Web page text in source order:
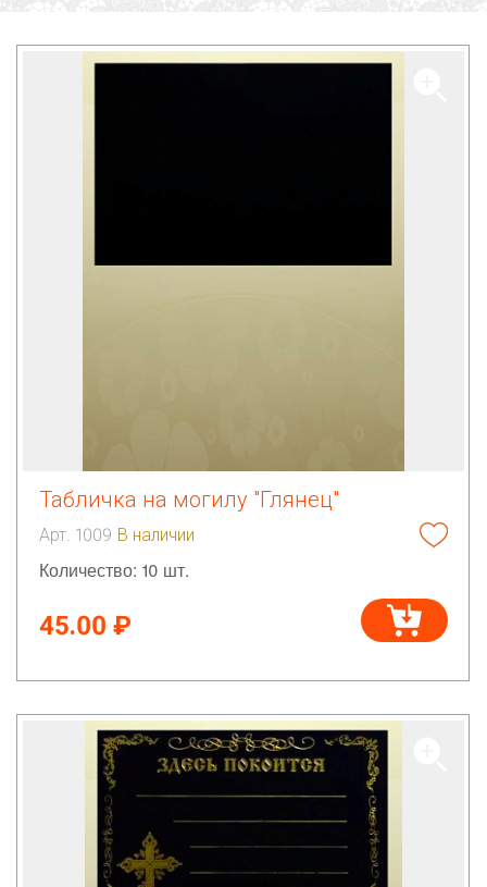
Табличка на могилу "Глянец"
Арт. 1009 В наличии
Количество: 10 шт.
45.00 ₽